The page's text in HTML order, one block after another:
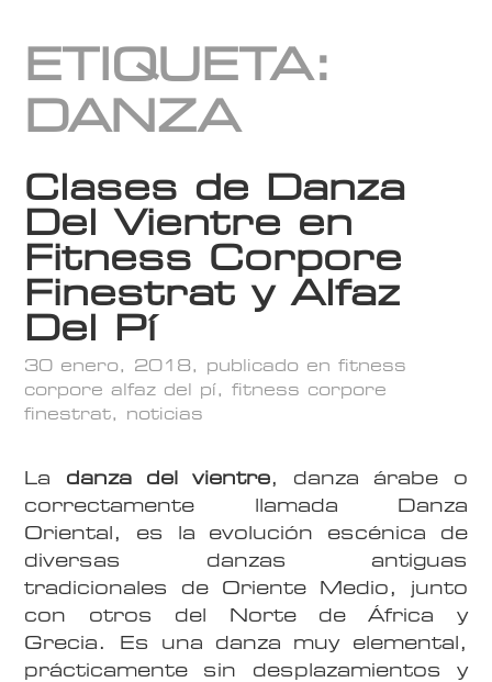
ETIQUETA:
DANZA
Clases de Danza
Del Vientre en
Fitness Corpore
Finestrat y Alfaz
Del Pí
30 enero, 2018, publicado enfitness
corpore alfaz del pí,fitness corpore
finestrat, noticias
La danza del vientre, danza árabe o
correctamente llamada Danza
Oriental, es la evolución escénica de
diversas danzas antiguas
tradicionales de Oriente Medio, junto
con otros del Norte de África y
Grecia. Es una danza muy elemental,
prácticamente sin desplazamientos y